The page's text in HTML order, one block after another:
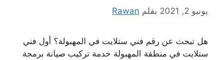
يونيو 2, 2021 بقلم Rawan
هل تبحث عن رقم فني ستلايت في المهبولة؟ أول فني
ستلايت في منطقة المهبولة خدمة تركيب صيانة برمجة